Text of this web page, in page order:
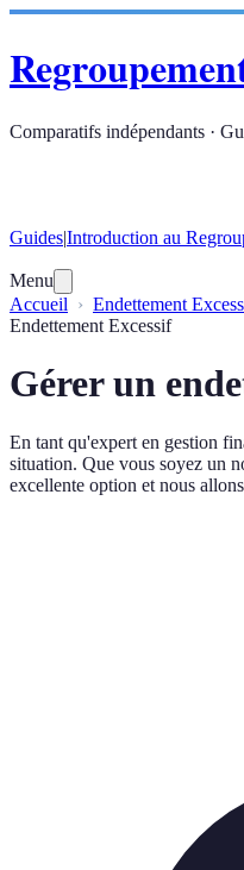
Comparatifs indépendants ·
Guides|Introduction au
Menu
Accueil
Endettement
Endettement Excessif
Gérer un
En tant qu'expert en gestion
situation. Que vous soyez un
excellente option et nous